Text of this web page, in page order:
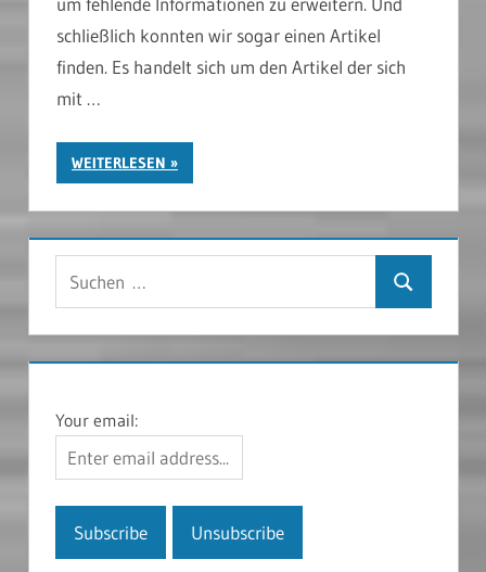
schließlich konnten wir sogar einen Artikel
finden. Es handelt sich um den Artikel der sich
mit …
WEITERLESEN
Suchen
Your email: